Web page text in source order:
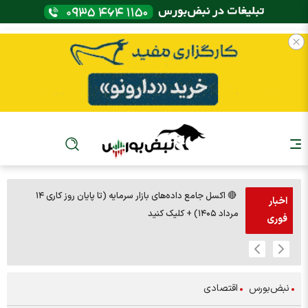
اخبار
فوری
🔴 اکسل جامع داده‌های بازار سرمایه (تا پایان روز کاری ۱۴
مرداد ۱۴۰۵) + کلیک کنید
نبض‌بورس اقتصادی